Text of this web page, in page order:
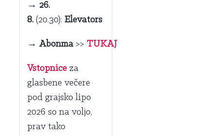
→ 26.
8. (20.30): Elevators
→ Abonma >> TUKAJ
Vstopnice za
glasbene večere
pod grajsko lipo
2026 so na voljo,
prav tako